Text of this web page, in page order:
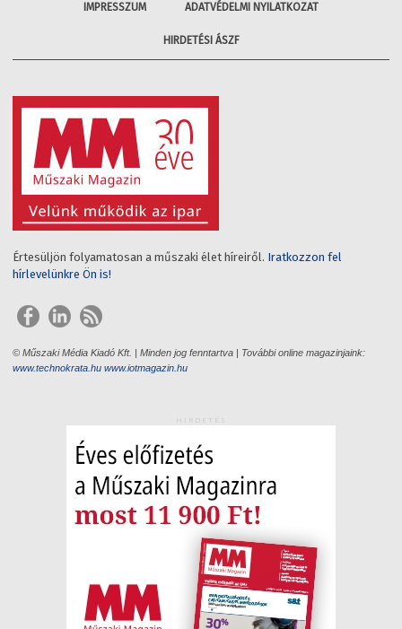
IMPRESSZUM ADATVÉDELMI NYILATKOZAT
HIRDETÉSI ÁSZF
Értesüljön folyamatosan a műszaki élet híreiről. Iratkozzon fel
hírlevelünkre Ön is!
© Műszaki Média Kiadó Kft. | Minden jog fenntartva | További online magazinjaink:
www.technokrata.hu www.iotmagazin.hu
HIRDETÉS